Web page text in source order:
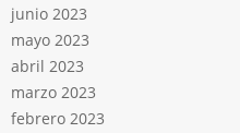
junio 2023
mayo 2023
abril 2023
marzo 2023
febrero 2023